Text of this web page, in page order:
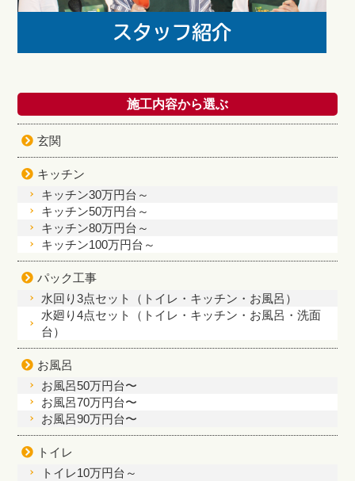
施工内容から選ぶ
玄関
キッチン
キッチン30万円台～
キッチン50万円台～
キッチン80万円台～
キッチン100万円台～
パック工事
水回り3点セット（トイレ・キッチン・お風呂）
水廻り4点セット（トイレ・キッチン・お風呂・洗面
台）
お風呂
お風呂50万円台〜
お風呂70万円台〜
お風呂90万円台〜
トイレ
トイレ10万円台～